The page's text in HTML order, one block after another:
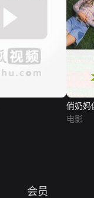
俏奶妈
电影
会员